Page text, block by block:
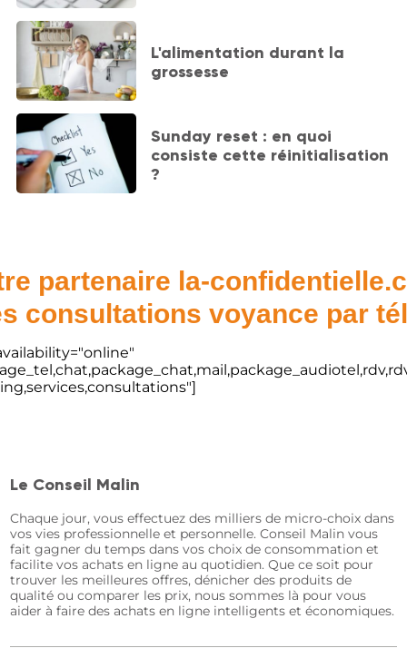
L'alimentation durant la
grossesse
Sunday reset : en quoi
consiste cette réinitialisation
?
partenaire la-
consultations voyance par
Le Conseil Malin
Chaque jour, vous effectuez des milliers de micro-choix dans
vos vies professionnelle et personnelle. Conseil Malin vous
fait gagner du temps dans vos choix de consommation et
facilite vos achats en ligne au quotidien. Que ce soit pour
trouver les meilleures offres, dénicher des produits de
qualité ou comparer les prix, nous sommes là pour vous
aider à faire des achats en ligne intelligents et économiques.